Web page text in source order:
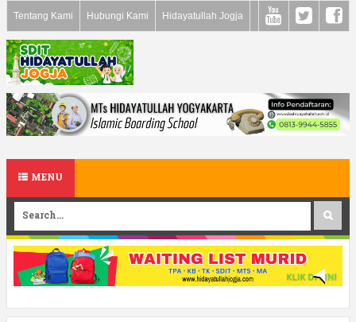
Tentang Kami Hubungi Kami Hidayatullah Jogja
MENU